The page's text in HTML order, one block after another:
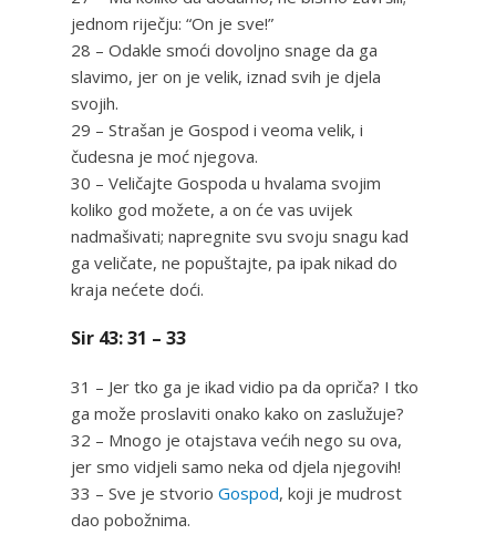
jednom riječju: “On je sve!”
28 – Odakle smoći dovoljno snage da ga
slavimo, jer on je velik, iznad svih je djela
svojih.
29 – Strašan je Gospod i veoma velik, i
čudesna je moć njegova.
30 – Veličajte Gospoda u hvalama svojim
koliko god možete, a on će vas uvijek
nadmašivati; napregnite svu svoju snagu kad
ga veličate, ne popuštajte, pa ipak nikad do
kraja nećete doći.
Sir 43: 31 – 33
31 – Jer tko ga je ikad vidio pa da opriča? I tko
ga može proslaviti onako kako on zaslužuje?
32 – Mnogo je otajstava većih nego su ova,
jer smo vidjeli samo neka od djela njegovih!
33 – Sve je stvorio Gospod, koji je mudrost
dao pobožnima.